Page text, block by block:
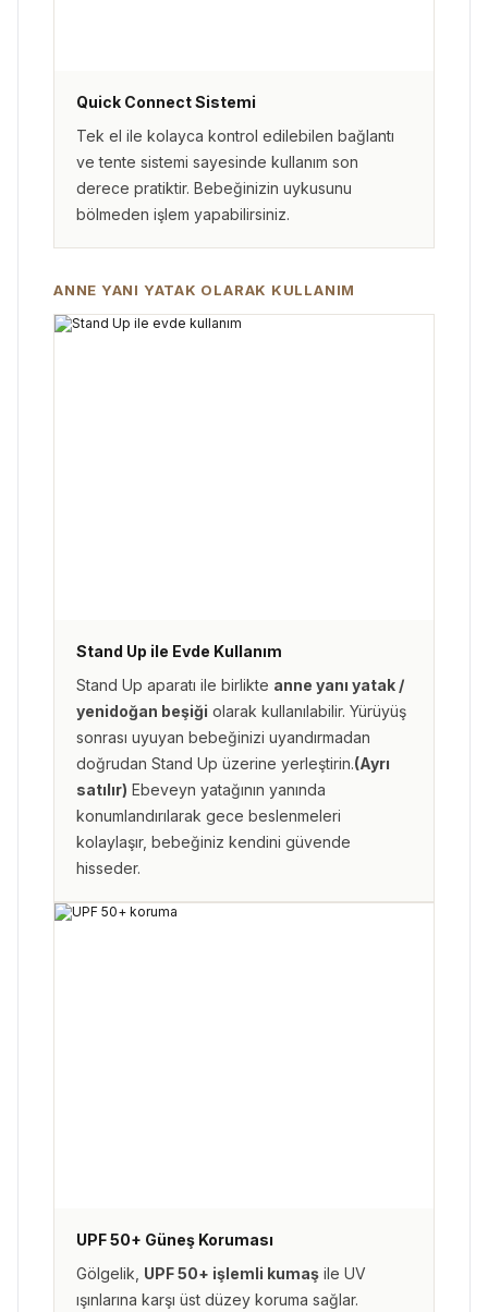
Quick Connect Sistemi
Tek el ile kolayca kontrol edilebilen bağlantı
ve tente sistemi sayesinde kullanım son
derece pratiktir. Bebeğinizin uykusunu
bölmeden işlem yapabilirsiniz.
ANNE YANI YATAK OLARAK KULLANIM
Stand Up ile Evde Kullanım
Stand Up aparatı ile birlikte anne yanı yatak /
yenidoğan beşiği olarak kullanılabilir. Yürüyüş
sonrası uyuyan bebeğinizi uyandırmadan
doğrudan Stand Up üzerine yerleştirin.(Ayrı
satılır) Ebeveyn yatağının yanında
konumlandırılarak gece beslenmeleri
kolaylaşır, bebeğiniz kendini güvende
hisseder.
UPF 50+ Güneş Koruması
Gölgelik, UPF 50+ işlemli kumaş ile UV
ışınlarına karşı üst düzey koruma sağlar.